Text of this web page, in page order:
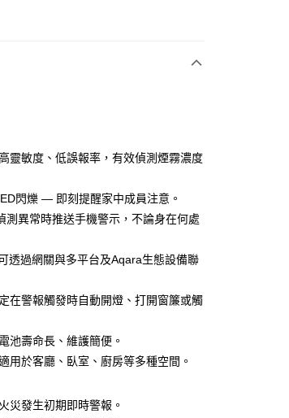
兆豐國際商業銀行
遠東國際商業銀行
永豐商業銀行
中國信託商業銀行
台北富邦商業銀行
台中商業銀行
華泰商業銀行
星展（台灣）商業銀行
過4000元)
含以上)免運費
靈敏度、低誤報率，有效偵測煙霧濃度
閃爍 — 即刻提醒家中成員注意。
異常時推送手機警示，不論身在何處
透過網關與多平台及Aqara生態設備聯
在警報觸發時自動開燈、打開窗簾或觸
池壽命長、維護簡便。
於客廳、臥室、廚房等多種空間。
災發生初期即時警報。